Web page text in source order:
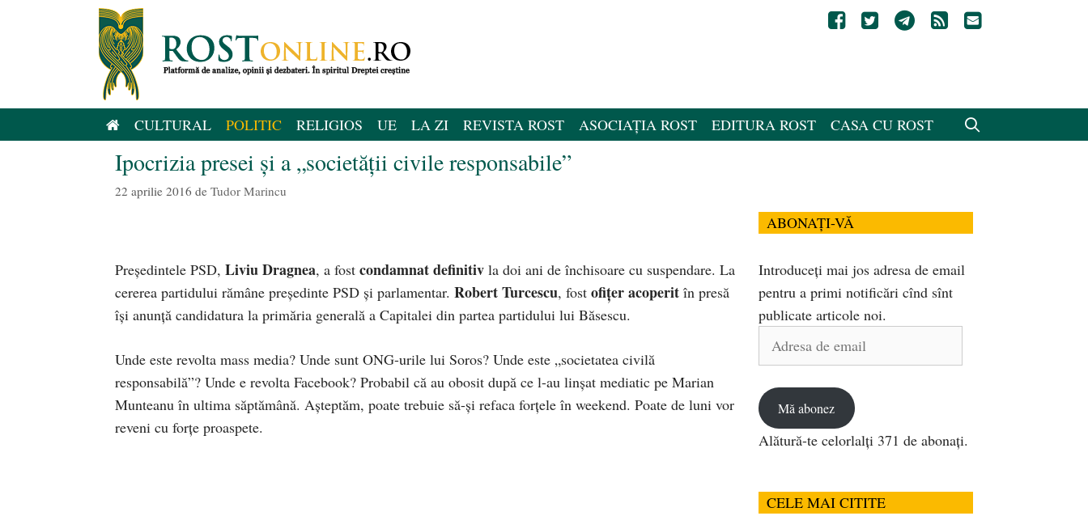
CULTURAL POLITIC RELIGIOS UE LA ZI REVISTA ROST ASOCIAȚIA ROST EDITURA ROST CASA CU ROST
Ipocrizia presei și a „societății civile responsabile”
22 aprilie 2016 de Tudor Marincu
Președintele PSD, Liviu Dragnea, a fost condamnat definitiv la doi ani de închisoare cu suspendare. La
cererea partidului rămâne președinte PSD și parlamentar. Robert Turcescu, fost ofițer acoperit în presă
își anunță candidatura la primăria generală a Capitalei din partea partidului lui Băsescu.
Unde este revolta mass media? Unde sunt ONG-urile lui Soros? Unde este „societatea civilă
responsabilă”? Unde e revolta Facebook? Probabil că au obosit după ce l-au linșat mediatic pe Marian
Munteanu în ultima săptămână. Așteptăm, poate trebuie să-și refaca forțele în weekend. Poate de luni vor
reveni cu forțe proaspete.
ABONAȚI-VĂ
Introduceți mai jos adresa de email
pentru a primi notificări cînd sînt
publicate articole noi.
Adresa
Mă abonez
Alătură-te celorlalți 371 de abonați.
CELE MAI CITITE